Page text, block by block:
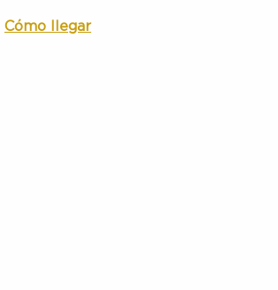
Cómo llegar